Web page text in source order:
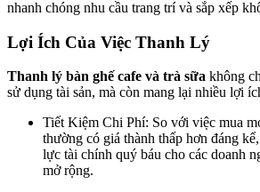
nhanh chóng nhu cầu trang trí và sắp xếp
Lợi Ích Của Việc Thanh Lý
Thanh lý bàn ghế cafe và trà sữa không
sử dụng tài sản, mà còn mang lại nhiều lợi
Tiết Kiệm Chi Phí: So với việc mua
thường có giá thành thấp hơn đáng
lực tài chính quý báu cho các doanh
mở rộng.